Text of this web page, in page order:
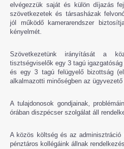
elvégezzük saját és külön díjazás
szövetkezetek és társasházak
jól működő kamerarendszer
kényelmét.
Szövetkezetünk irányítását a
tisztségviselők egy 3 tagú
és egy 3 tagú felügyelő bizottság
alkalmazotti minőségben az
A tulajdonosok gondjainak,
órában diszpécser szolgálat áll
A közös költség és az adminisztráció
pénztáros kollégáink állnak